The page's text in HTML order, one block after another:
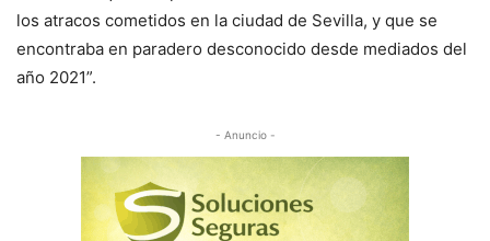
los atracos cometidos en la ciudad de Sevilla, y que se
encontraba en paradero desconocido desde mediados del
año 2021”.
- Anuncio -